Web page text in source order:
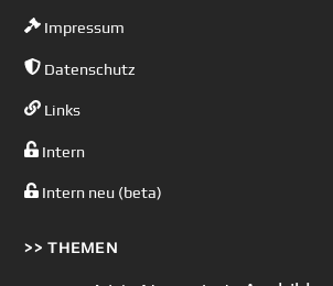
Impressum
Datenschutz
Links
Intern
Intern neu (beta)
>> THEMEN